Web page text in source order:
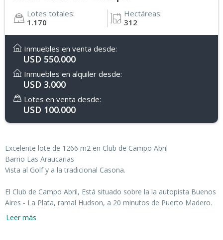
Lotes totales:
1.170
Hectáreas:
312
Inmuebles en venta desde:
USD 550.000
Inmuebles en alquiler desde:
USD 3.000
Lotes en venta desde:
USD 100.000
Excelente lote de 1266 m2 en Club de Campo Abril
Barrio Las Araucarias
Vista al Golf y a la tradicional Casona.
El Club de Campo Abril, Está situado sobre la la autopista Buenos
Aires - La Plata, ramal Hudson, a 20 minutos de Puerto Madero.
Está formado por 150 has. de Bosque, distribuidas en 20 barrios
Leer más